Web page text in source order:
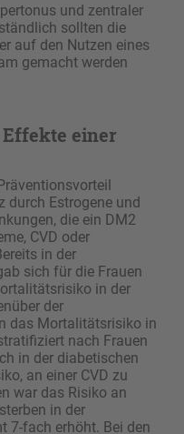
und zentraler
sollten die
auf den Nutzen eines
gemacht werden
einer
durch Estrogene und
die ein DM2
CVD oder
in der
sich für die Frauen
in der
der
das Mortalitätsrisiko in
nach Frauen
in der diabetischen
an einer CVD zu
war das Risiko an
in der
7-fach erhöht. Bei den